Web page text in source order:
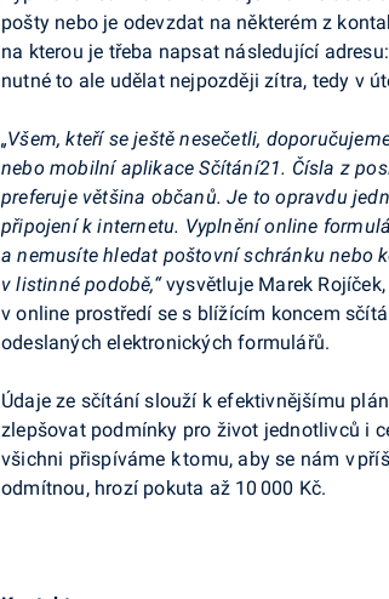
pošty nebo je odevzdat na některém z
na kterou je třeba napsat následující
nutné to ale udělat nejpozději zítra, tedy v
„Všem, kteří se ještě nesečetli,
nebo mobilní aplikace Sčítání21. Čísla z
preferuje většina občanů. Je to opravdu
připojení k internetu. Vyplnění online
a nemusíte hledat poštovní schránku nebo
v listinné podobě,“vysvětluje Marek
v online prostředí se s blížícím koncem
odeslaných elektronických formulářů.
Údaje ze sčítání slouží k efektivnějšímu
zlepšovat podmínky pro život jednotlivců i
všichni přispíváme k tomu, aby se nám v
odmítnou, hrozí pokuta až 10 000 Kč.